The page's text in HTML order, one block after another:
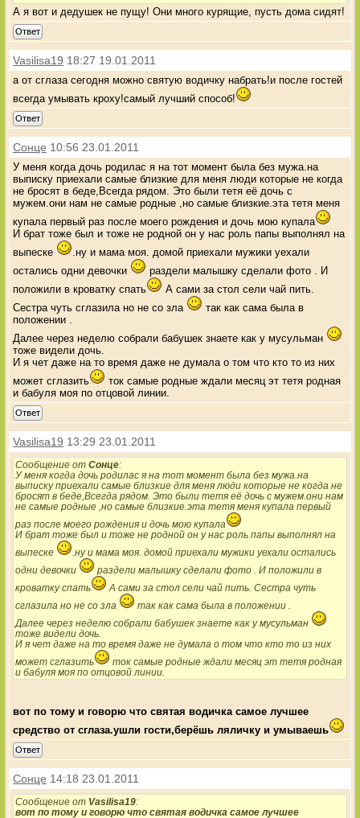
А я вот и дедушек не пущу! Они много курящие, пусть дома сидят!
Ответ
Vasilisa19 18:27 19.01.2011
а от сглаза сегодня можно святую водичку набрать!и после гостей
всегда умывать кроху!самый лучший способ!
Ответ
Сонце 10:56 23.01.2011
У меня когда дочь родилас я на тот момент была без мужа.на
выписку приехали самые близкие для меня люди которые не когда
не бросят в беде,Всегда рядом. Это были тетя её дочь с
мужем.они нам не самые родные ,но самые близкие.эта тетя меня
купала первый раз после моего рождения и дочь мою купала
И брат тоже был и тоже не родной он у нас роль папы выполнял на
выпеске
.ну и мама моя. домой приехали мужики уехали
остались одни девочки
раздели малышку сделали фото . И
положили в кроватку спать
А сами за стол сели чай пить.
Сестра чуть сглазила но не со зла
так как сама была в
положении .
Далее через неделю собрали бабушек знаете как у мусульман
тоже видели дочь.
И я чет даже на то время даже не думала о том что кто то из них
может сглазить
ток самые родные ждали месяц эт тетя родная
и бабуля моя по отцовой линии.
Ответ
Vasilisa19 13:29 23.01.2011
Сообщение отСонце:
У меня когда дочь родилас я на тот момент была без мужа.на
выписку приехали самые близкие для меня люди которые не когда не
бросят в беде,Всегда рядом. Это были тетя её дочь с мужем.они нам
не самые родные ,но самые близкие.эта тетя меня купала первый
раз после моего рождения и дочь мою купала
И брат тоже был и тоже не родной он у нас роль папы выполнял на
выпеске
.ну и мама моя. домой приехали мужики уехали остались
одни девочки
раздели малышку сделали фото . И положили в
кроватку спать
А сами за стол сели чай пить. Сестра чуть
сглазила но не со зла
так как сама была в положении .
Далее через неделю собрали бабушек знаете как у мусульман
тоже видели дочь.
И я чет даже на то время даже не думала о том что кто то из них
может сглазить
ток самые родные ждали месяц эт тетя родная
и бабуля моя по отцовой линии.
вот по тому и говорю что святая водичка самое лучшее
средство от сглаза.ушли гости,берёшь ляличку и умываешь
Ответ
Сонце 14:18 23.01.2011
Сообщение от Vasilisa19:
вот по тому и говорю что святая водичка самое лучшее